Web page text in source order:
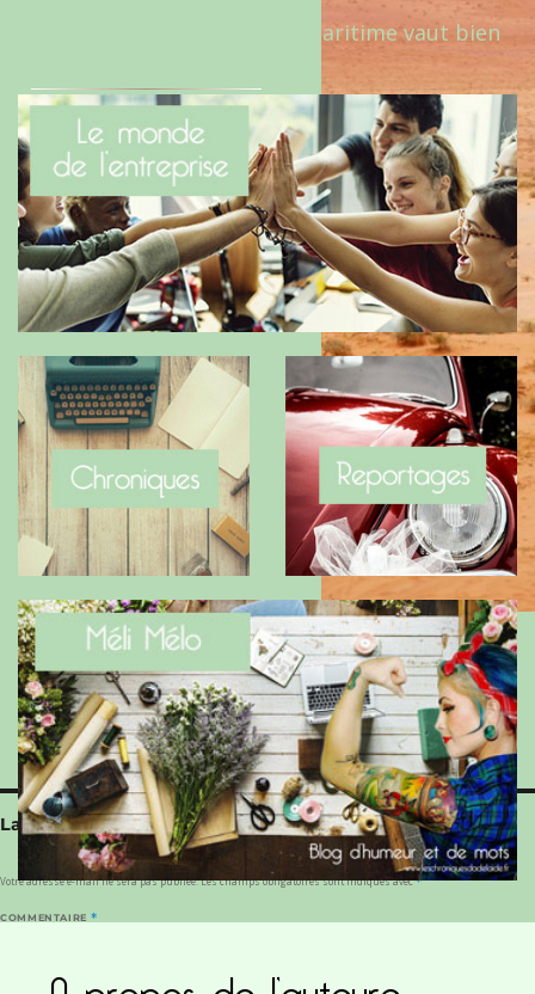
Retour en 4×4 by Romain
Laisser un commentaire
Votre adresse e-mail ne sera pas publiée.Les champs obligatoires sont indiqués avec*
COMMENTAIRE *
Le Benaise de la Charente-Maritime vaut bien